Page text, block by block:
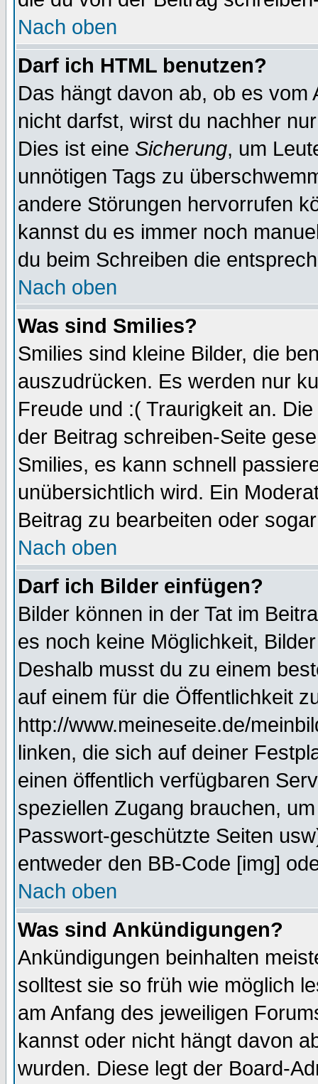
Nach oben
Darf ich HTML benutzen?
Das hängt davon ab, ob es
nicht darfst, wirst du nachher
Dies ist eine Sicherung, um
unnötigen Tags zu
andere Störungen hervorrufen
kannst du es immer noch
du beim Schreiben die
Nach oben
Was sind Smilies?
Smilies sind kleine Bilder, die
auszudrücken. Es werden nur
Freude und :( Traurigkeit an.
der Beitrag schreiben-Seite
Smilies, es kann schnell
unübersichtlich wird. Ein
Beitrag zu bearbeiten oder
Nach oben
Darf ich Bilder einfügen?
Bilder können in der Tat im
es noch keine Möglichkeit,
Deshalb musst du zu einem
auf einem für die Öffentlichkeit
http://www.meineseite.de/
linken, die sich auf deiner
einen öffentlich verfügbaren
speziellen Zugang brauchen,
Passwort-geschützte Seiten
entweder den BB-Code [img]
Nach oben
Was sind Ankündigungen?
Ankündigungen beinhalten
solltest sie so früh wie möglich
am Anfang des jeweiligen
kannst oder nicht hängt davon
wurden. Diese legt der Board-